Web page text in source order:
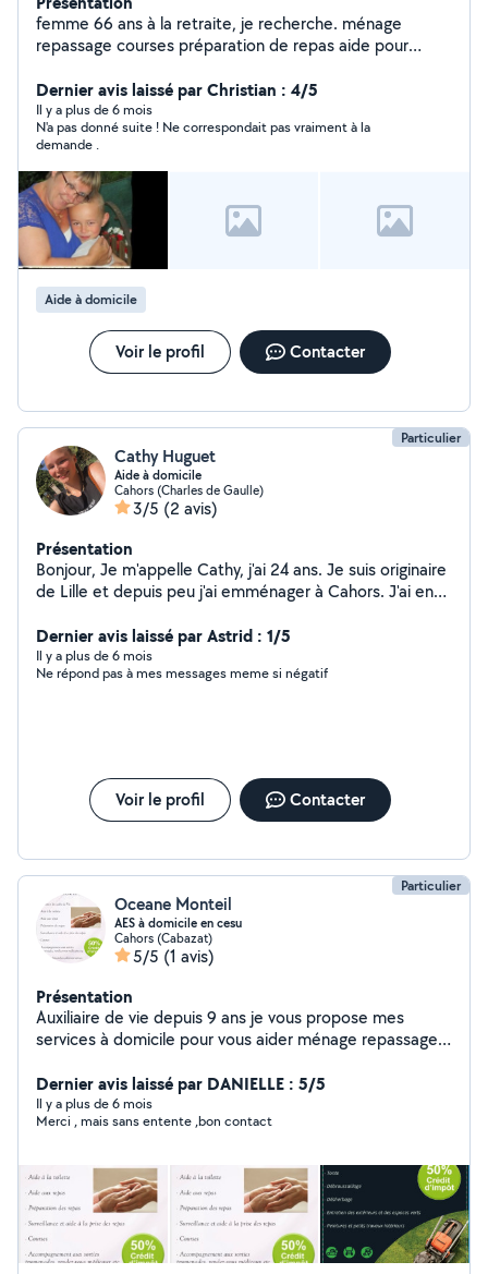
femme 66 ans à la retraite, je recherche. ménage
repassage courses préparation de repas aide pour
paiement cesu.
Dernier avis laissé par Christian : 4/5
Il y a plus de 6 mois
N'a pas donné suite ! Ne correspondait pas vraiment à la
demande .
Aide à domicile
Voir le profil Contacter
Particulier
Cathy Huguet
Aide à domicile
Cahors (Charles de Gaulle)
3/5 (2 avis)
Présentation
Bonjour, Je m'appelle Cathy, j'ai 24 ans. Je suis originaire
de Lille et depuis peu j'ai emménager à Cahors. J'ai en
à la personne et le CAP petite enfance et je serais ravie
de pouvoir vous aider dans différents domaines tels que
( aide aux tâches ménagères, garde d'enfant,
encore le permis mais c'est en cours cependant je n'ai
pas peur de me déplacer à pied ou à vélo. Alors
Dernier avis laissé par Astrid : 1/5
Il y a plus de 6 mois
Ne répond pas à mes messages meme si négatif
Voir le profil Contacter
Particulier
Oceane Monteil
AES à domicile en cesu
Cahors (Cabazat)
5/5 (1 avis)
Présentation
Auxiliaire de vie depuis 9 ans je vous propose mes
services à domicile pour vous aider ménage repassage
Dernier avis laissé par DANIELLE : 5/5
Il y a plus de 6 mois
Merci , mais sans entente ,bon contact